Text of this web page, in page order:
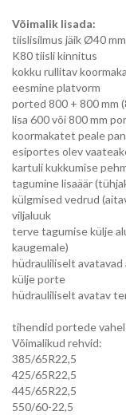
Võimalik lisada:
tiislisilmus jäik Ø40
K80 tiisli kinnitus
kokku rullitav
eesmine platvorm
ported 800 + 800 mm
lisa 600 või 800 mm
koormakatet peale
esiportes olev
kartuli kukkumise
tagumine lisaäär
külgmised vedrud
viljaluuk
terve tagumise külje
kaugemale)
hüdrauliliselt
külje porte
hüdrauliliselt avatav
tihendid portede
Võimalikud rehvid:
385/65R22,5
425/65R22,5
445/65R22,5
550/60-22,5